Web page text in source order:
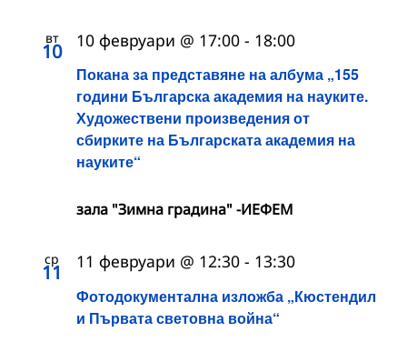
вт
10
Покана за представяне на албума „155
години Българска академия на науките.
Художествени произведения от
сбирките на Българската академия на
науките“
10 февруари @ 17:00 - 18:00
зала "Зимна градина" -ИЕФЕМ
ср
11
Фотодокументална изложба „Кюстендил
и Първата световна война“
11 февруари @ 12:30 - 13:30